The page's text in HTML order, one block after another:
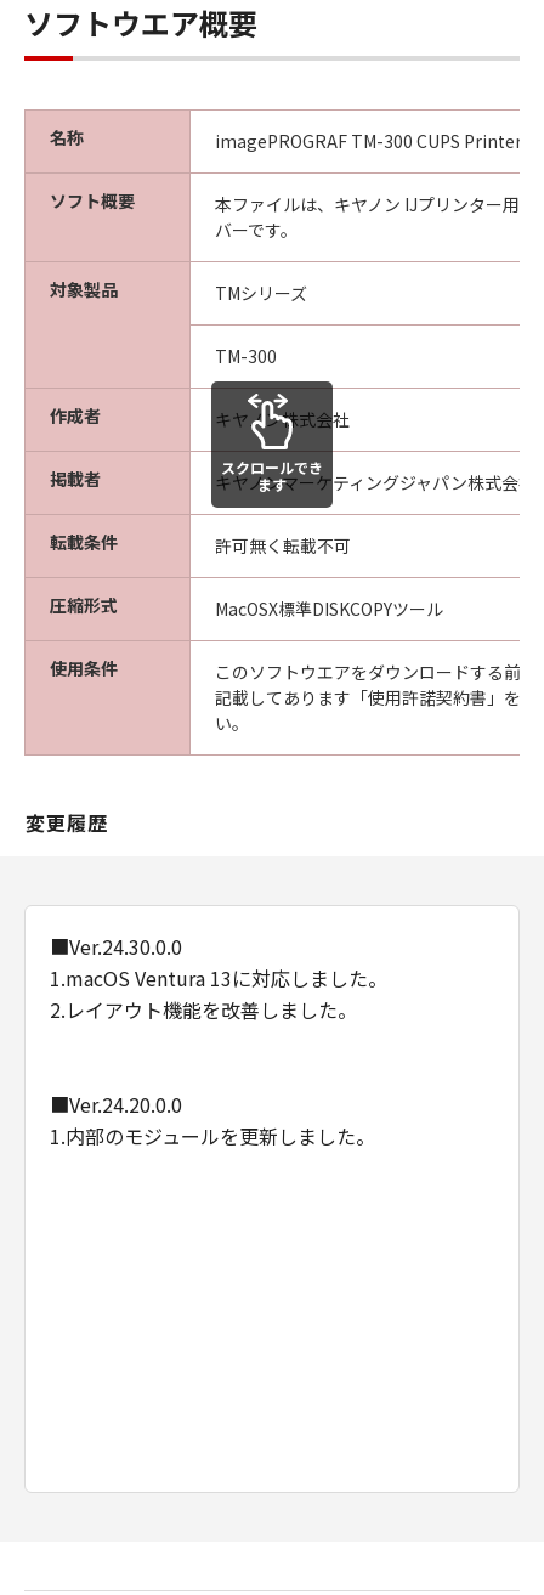
見された場合には、キヤノンは、「メディ
ア」を交換いたします。
(1) 「本ソフトウエア」は、『現状のまま』の
状態で使用許諾されます。キヤノン、キヤノン
の関連会社、それらの販売代理店及び販売店
は、「本ソフトウエア」に関して、商品性及び
特定の目的への適合性の保証を含め、いかなる
保証も、明示たると黙示たるとを問わず一切し
ないものとします。
(2) キヤノン、キヤノンの関連会社、それらの販
売代理店及び販売店は、「許諾ソフトウエア」
の使用または使用不能から生ずるいかなる損害
（逸失利益及びその他の派生的または付随的な
損害を含むがこれらに限定されない）につい
て、一切の責任を負わないものとします。例
え、キヤノン、キヤノンの関連会社、それらの
販売代理店及び販売店がかかる損害の可能性に
ついて知らされていた場合でも同様です。
(3) キヤノン、キヤノンの関連会社、それらの販
売代理店及び販売店は、「本ソフトウエア」の
使用に起因または関連してお客様と第三者との
間に生じたいかなる紛争についても、一切責任
を負わないものとします。
(4) 以上が、「本ソフトウエア」に関するキヤノ
ン、キヤノンの関連会社、それらの販売代理店
一の救済です。
より必要な認可等を得ることなしに「本ソフト
ウエア」の全部または一部を、直接または間接
に輸出してはなりません。
契約期間
(1) 本契約は、お客様が「本ソフトウエア」を
(2) お客様は、「本ソフトウエア」及びその複
製物のすべてを廃棄及び消去することにより、
The Software is a "commercial item," as that
ソフトウエア概要
名称 imagePROGRAF TM-300 CUPS Printer
ソフト概要
本ファイルは、キヤノン IJプリンター用
バーです。
対象製品 TMシリーズ
TM-300
作成者 キヤノン株式会社
掲載者 キヤノンマーケティングジャパン株式会社
転載条件 許可無く転載不可
圧縮形式 MacOSX標準DISKCOPYツール
使用条件
このソフトウエアをダウンロードする前
記載してあります「使用許諾契約書」を
い。
スクロールでき
ます
変更履歴
■Ver.24.30.0.0
1.macOS Ventura 13に対応しました。
2.レイアウト機能を改善しました。
■Ver.24.20.0.0
1.内部のモジュールを更新しました。